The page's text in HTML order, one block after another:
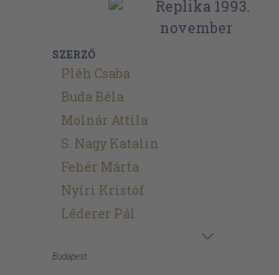
SZERZŐ
Pléh Csaba
Buda Béla
Molnár Attila
S. Nagy Katalin
Fehér Márta
Nyíri Kristóf
Léderer Pál
Budapest